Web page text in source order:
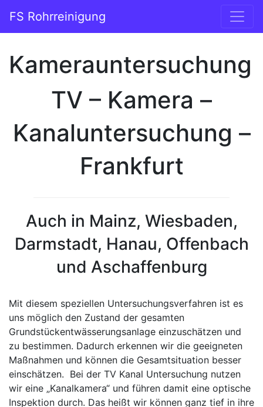
Hauptnavigation
FS Rohrreinigung
Kamerauntersuchung
TV – Kamera –
Kanaluntersuchung –
Frankfurt
Auch in Mainz, Wiesbaden,
Darmstadt, Hanau, Offenbach
und Aschaffenburg
Mit diesem speziellen Untersuchungsverfahren ist es
uns möglich den Zustand der gesamten
Grundstückentwässerungsanlage einzuschätzen und
zu bestimmen. Dadurch erkennen wir die geeigneten
Maßnahmen und können die Gesamtsituation besser
einschätzen. Bei der TV Kanal Untersuchung nutzen
wir eine „Kanalkamera“ und führen damit eine optische
Inspektion durch. Das heißt wir können ganz tief in ihre